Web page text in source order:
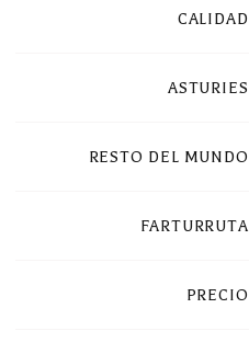
CALIDAD
ASTURIES
RESTO DEL MUNDO
FARTURRUTA
PRECIO